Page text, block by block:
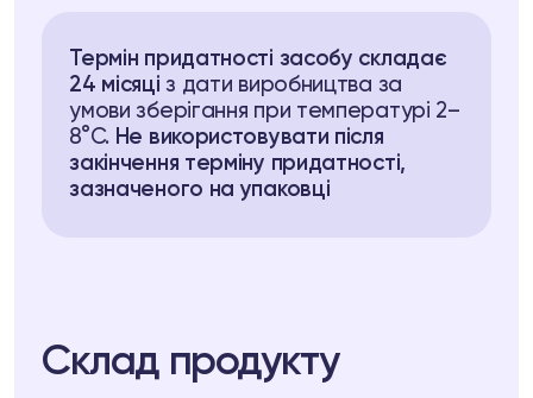
Термін придатності засобу складає
24 місяці з дати виробництва за
умови зберігання при температурі 2–
8°C. Не використовувати після
закінчення терміну придатності,
зазначеного на упаковці
Склад продукту